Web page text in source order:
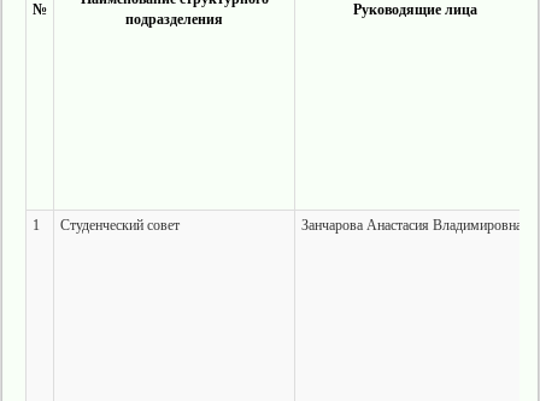
№
подразделения
Руководящие лица
1 Студенческий совет Занчарова Анастасия Владимировна